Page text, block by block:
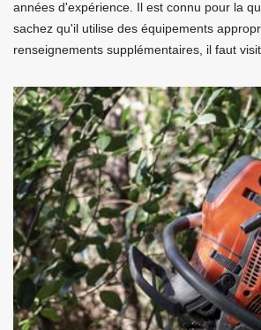
années d'expérience. Il est connu pour la
sachez qu'il utilise des équipements
renseignements supplémentaires, il faut